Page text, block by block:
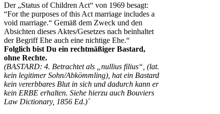
Der „Status of Children Act“ von 1969 besagt:
“For the purposes of this Act marriage includes a
void marriage.“ Gemäß dem Zweck und den
Absichten dieses Aktes/Gesetzes nach beinhaltet
der Begriff Ehe auch eine nichtige Ehe.“
Folglich bist Du ein rechtmäßiger Bastard,
ohne Rechte.
(BASTARD: 4. Betrachtet als „nullius filius“, (lat.
kein legitimer Sohn/Abkömmling), hat ein Bastard
kein vererbbares Blut in sich und dadurch kann er
kein ERBE erhalten. Siehe hierzu auch Bouviers
Law Dictionary, 1856 Ed.)´